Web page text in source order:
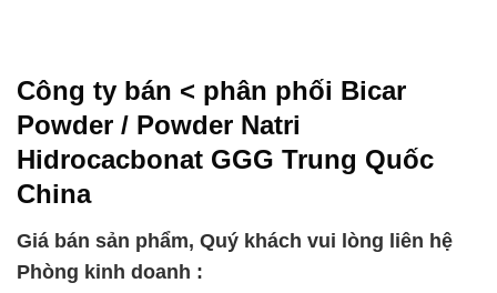
Công ty bán < phân phối Bicar
Powder / Powder Natri
Hidrocacbonat GGG Trung Quốc
China
Giá bán sản phẩm, Quý khách vui lòng liên hệ
Phòng kinh doanh :